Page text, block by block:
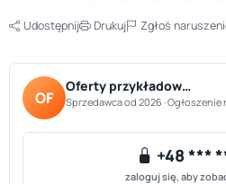
Udostępnij Drukuj Zgłoś
OF
Oferty przykładow…
Sprzedawca od 2026 · Ogłoszenie
+48 ***
zaloguj się, aby